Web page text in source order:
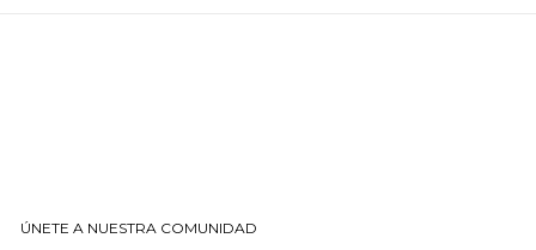
ÚNETE A NUESTRA COMUNIDAD